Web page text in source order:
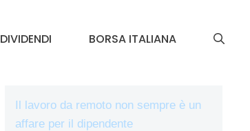
DIVIDENDI BORSA ITALIANA
Il lavoro da remoto non sempre è un
affare per il dipendente